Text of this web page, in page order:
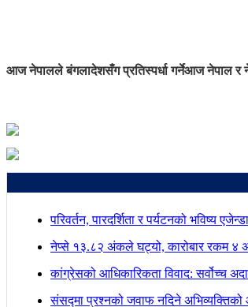
आज नेपालले बंगलादेशसँग प्रतिस्पर्धा गर्नेआज नेपाल र
परिवर्तन, पारदर्शिता र पर्यटनको भविष्य
नेप्से १३.८२ अंकले घट्यो, कारोबार रकम ४
कांग्रेसको आधिकारिकता विवाद: सर्वोच्च
संसद्मा प्रश्नको जवाफ नदिने